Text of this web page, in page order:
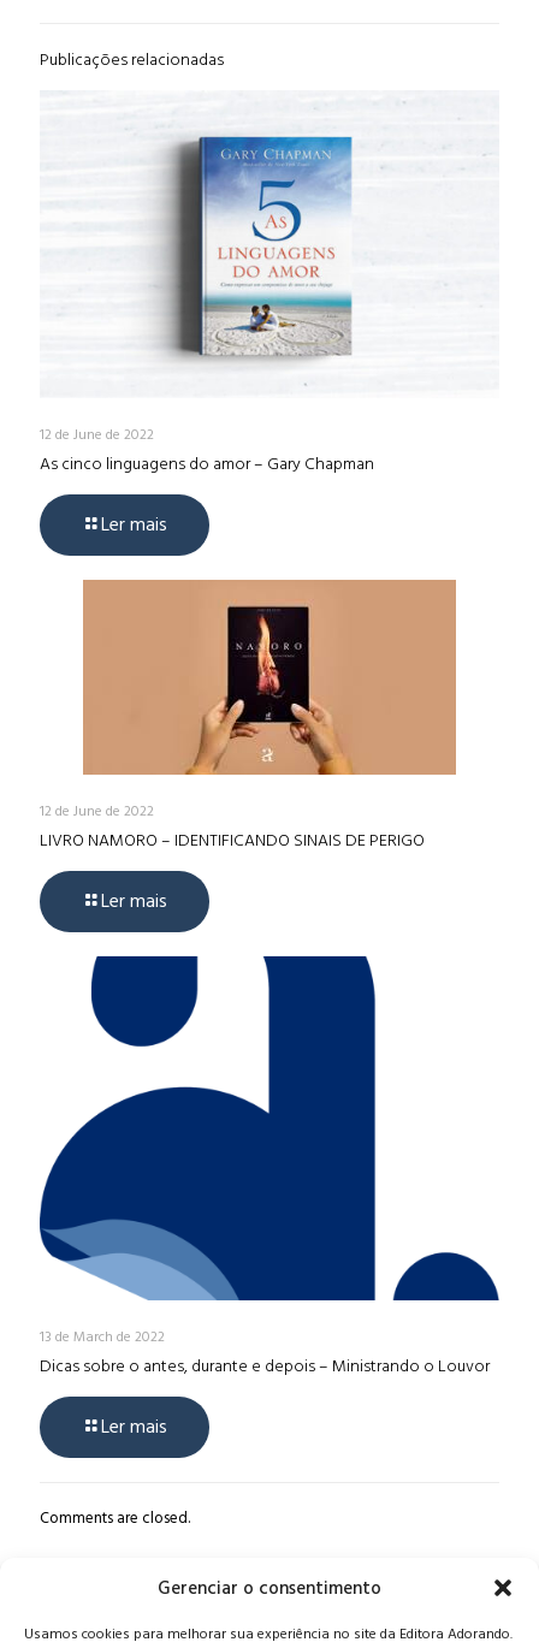
Gerenciar o consentimento
Usamos cookies para melhorar sua experiência no site da Editora Adorando.
Publicações relacionadas
12 de June de 2022
As cinco linguagens do amor – Gary Chapman
Ler mais
12 de June de 2022
LIVRO NAMORO – IDENTIFICANDO SINAIS DE PERIGO
Ler mais
13 de March de 2022
Dicas sobre o antes, durante e depois – Ministrando o Louvor
Ler mais
Comments are closed.
Alameda Oscar Niemeyer, 1033 – 7º Andar - Portaria 04, Vila da